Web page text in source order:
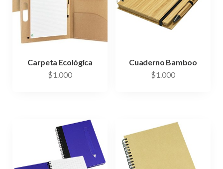
Carpeta Ecológica
$1.000
Cuaderno Bamboo
$1.000